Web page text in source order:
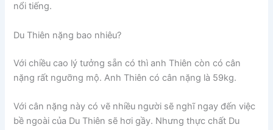
nổi tiếng.
Du Thiên nặng bao nhiêu?
Với chiều cao lý tưởng sẵn có thì anh Thiên còn có cân
nặng rất ngưỡng mộ. Anh Thiên có cân nặng là 59kg.
Với cân nặng này có vẽ nhiều người sẽ nghĩ ngay đến việc
bề ngoài của Du Thiên sẽ hơi gầy. Nhưng thực chất Du